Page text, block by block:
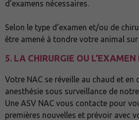
d’examens nécessaires.
Selon le type d’examen et/ou de
être amené à tondre votre animal
5. LA CHIRURGIE OU
Votre NAC se réveille au chaud et en
anesthésie sous surveillance de
Une ASV NAC vous contacte pour
premières nouvelles et prévoir avec